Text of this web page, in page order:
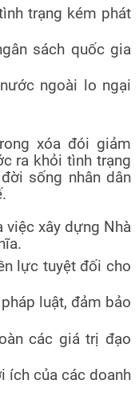
trạng kém phát
sách quốc gia
ngoài lo ngại
xóa đói giảm
ra khỏi tình trạng
sống nhân dân
việc xây dựng Nhà
lực tuyệt đối cho
luật, đảm bảo
các giá trị đạo
ích của các doanh